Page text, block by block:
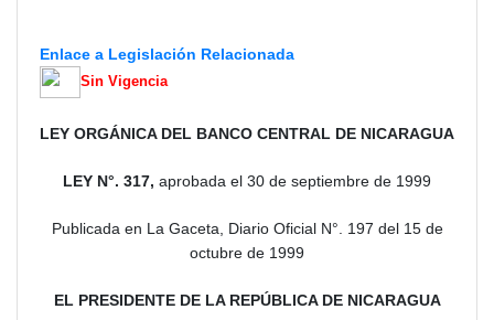
Enlace a Legislación Relacionada
Sin Vigencia
LEY ORGÁNICA DEL BANCO CENTRAL DE NICARAGUA
LEY N°. 317, aprobada el 30 de septiembre de 1999
Publicada en La Gaceta, Diario Oficial N°. 197 del 15 de
octubre de 1999
EL PRESIDENTE DE LA REPÚBLICA DE NICARAGUA